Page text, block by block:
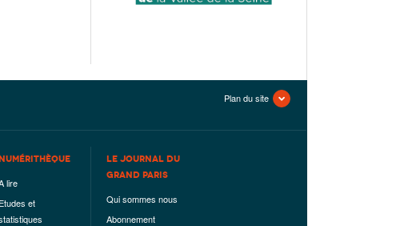
Plan du site
lire
Etudes et
LE JOURNAL DU
GRAND PARIS
Qui sommes nous
Abonnement